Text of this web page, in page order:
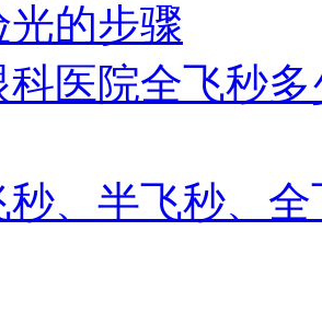
光的步骤
科医院全飞秒
秒、半飞秒、